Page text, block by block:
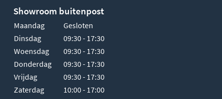
Showroom buitenpost
Maandag
Gesloten
Dinsdag
09:30 - 17:30
Woensdag
09:30 - 17:30
Donderdag
09:30 - 17:30
Vrijdag
09:30 - 17:30
Zaterdag
10:00 - 17:00